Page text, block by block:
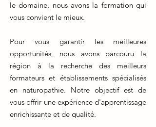
le domaine, nous avons la formation qui
vous convient le mieux.
Pour vous garantir les meilleures
opportunités, nous avons parcouru la
région à la recherche des meilleurs
formateurs et établissements spécialisés
en naturopathie. Notre objectif est de
vous offrir une expérience d'apprentissage
enrichissante et de qualité.